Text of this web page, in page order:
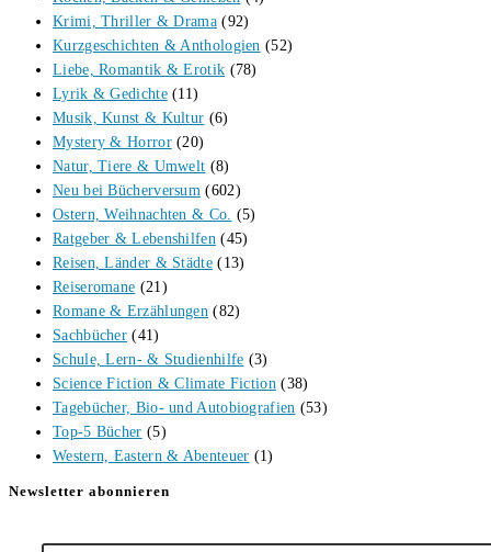
Krimi, Thriller & Drama (92)
Kurzgeschichten & Anthologien (52)
Liebe, Romantik & Erotik (78)
Lyrik & Gedichte (11)
Musik, Kunst & Kultur (6)
Mystery & Horror (20)
Natur, Tiere & Umwelt (8)
Neu bei Bücherversum (602)
Ostern, Weihnachten & Co. (5)
Ratgeber & Lebenshilfen (45)
Reisen, Länder & Städte (13)
Reiseromane (21)
Romane & Erzählungen (82)
Sachbücher (41)
Schule, Lern- & Studienhilfe (3)
Science Fiction & Climate Fiction (38)
Tagebücher, Bio- und Autobiografien (53)
Top-5 Bücher (5)
Western, Eastern & Abenteuer (1)
Newsletter abonnieren